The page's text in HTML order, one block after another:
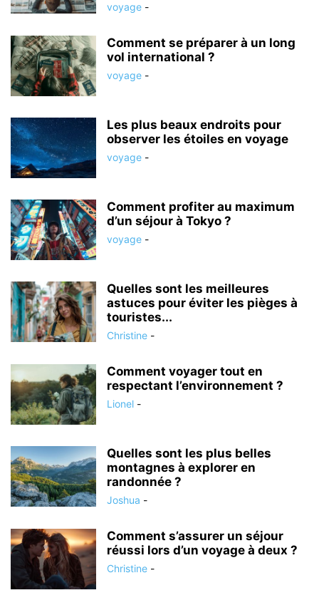
voyage -
Comment se préparer à un long
vol international ?
voyage -
Les plus beaux endroits pour
observer les étoiles en voyage
voyage -
Comment profiter au maximum
d’un séjour à Tokyo ?
voyage -
Quelles sont les meilleures
astuces pour éviter les pièges à
touristes...
Christine -
Comment voyager tout en
respectant l’environnement ?
Lionel -
Quelles sont les plus belles
montagnes à explorer en
randonnée ?
Joshua -
Comment s’assurer un séjour
réussi lors d’un voyage à deux ?
Christine -